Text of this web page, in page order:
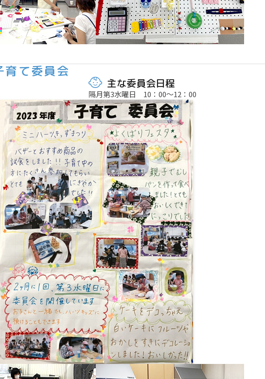
育て委員会
主な委員会日程
隔月第3水曜日 10：00～12：00